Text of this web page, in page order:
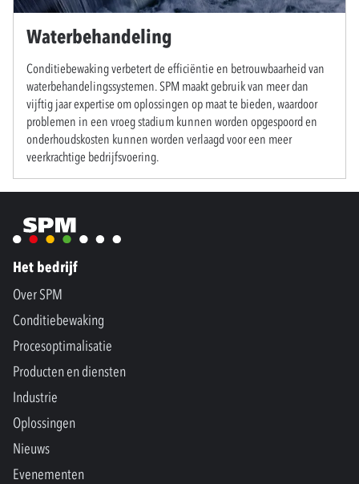
Waterbehandeling
Conditiebewaking verbetert de efficiëntie en betrouwbaarheid van
waterbehandelingssystemen. SPM maakt gebruik van meer dan
vijftig jaar expertise om oplossingen op maat te bieden, waardoor
problemen in een vroeg stadium kunnen worden opgespoord en
onderhoudskosten kunnen worden verlaagd voor een meer
veerkrachtige bedrijfsvoering.
Het bedrijf
Over SPM
Conditiebewaking
Procesoptimalisatie
Producten en diensten
Industrie
Oplossingen
Nieuws
Evenementen